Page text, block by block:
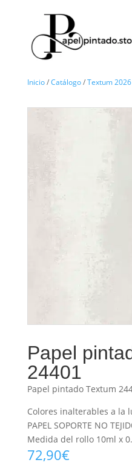
Inicio/Catálogo/Textum 2026
Papel
24401
Papel pintado Textum
Colores inalterables a la
PAPEL SOPORTE NO
Medida del rollo 10ml x
72,90€